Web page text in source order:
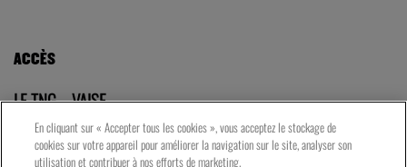
ACCÈS
LE TNG – VAISE
23 rue de Bourgogne – Lyon 9ème
En cliquant sur « Accepter tous les cookies », vous acceptez le stockage de
cookies sur votre appareil pour améliorer la navigation sur le site, analyser son
utilisation et contribuer à nos efforts de marketing.